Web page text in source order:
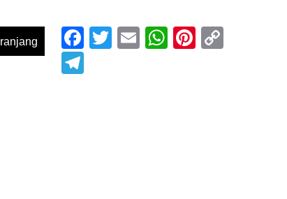
Facebook
Twitter
EmailWhatsApp
Copy
Telegram